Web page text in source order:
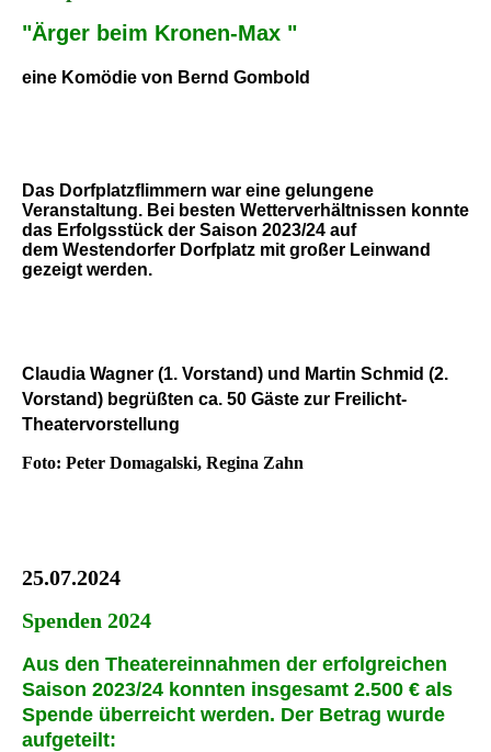
"Ärger beim Kronen-Max "
eine Komödie von Bernd Gombold
Das Dorfplatzflimmern war eine gelungene
Veranstaltung. Bei besten Wetterverhältnissen konnte
das Erfolgsstück der Saison 2023/24 auf
dem Westendorfer Dorfplatz mit großer Leinwand
gezeigt werden.
Claudia Wagner (1. Vorstand) und Martin Schmid (2.
Vorstand) begrüßten ca. 50 Gäste zur Freilicht-
Theatervorstellung
Foto: Peter Domagalski, Regina Zahn
25.07.2024
Spenden 2024
Aus den Theatereinnahmen der erfolgreichen
Saison 2023/24 konnten insgesamt 2.500 € als
Spende überreicht werden. Der Betrag wurde
aufgeteilt: